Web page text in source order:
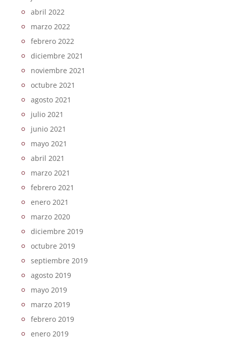
abril 2022
marzo 2022
febrero 2022
diciembre 2021
noviembre 2021
octubre 2021
agosto 2021
julio 2021
junio 2021
mayo 2021
abril 2021
marzo 2021
febrero 2021
enero 2021
marzo 2020
diciembre 2019
octubre 2019
septiembre 2019
agosto 2019
mayo 2019
marzo 2019
febrero 2019
enero 2019